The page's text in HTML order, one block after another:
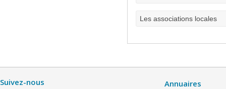
Les associations locales
Suivez-nous Annuaires